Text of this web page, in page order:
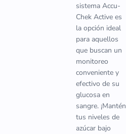
sistema Accu-
Chek Active es
la opción ideal
para aquellos
que buscan un
monitoreo
conveniente y
efectivo de su
glucosa en
sangre. ¡Mantén
tus niveles de
azúcar bajo